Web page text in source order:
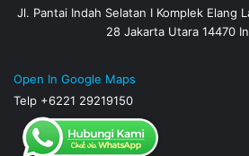
Jl. Pantai Indah Selatan I Komplek Elang
28 Jakarta Utara 14470
Open In Google Maps
Telp +6221 29219150